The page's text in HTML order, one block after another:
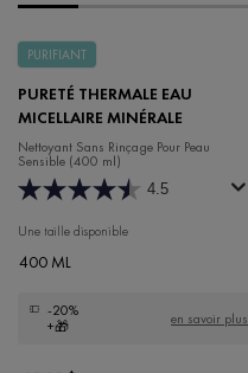
PURIFIANT
PURETÉ THERMALE EAU
MICELLAIRE MINÉRALE
Nettoyant Sans Rinçage Pour Peau
Sensible (400 ml)
4.5
Une taille disponible
400 ML
-20%
+🎁
en savoir plus